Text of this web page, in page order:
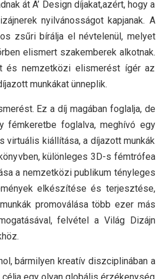
át A’ Design díjakat,azért, hogy a
nyilvánosságot kapjanak. A
zsűri bírálja el névtelenül, melyet
elismert szakemberek alkotnak.
és nemzetközi elismerést ígér az
munkákat ünneplik.
Ez a díj magában foglalja, de
fémkeretbe foglalva, meghívó egy
virtuális kiállítása, a díjazott munkák
különleges 3D-s fémtrófea
a nemzetközi publikum tényleges
elkészítése és terjesztése,
promoválása több ezer más
felvétel a Világ Dizájn
bármilyen kreatív diszciplinában a